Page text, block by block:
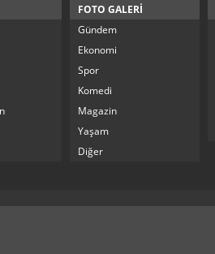
FOTO GALERİ
Gündem
Ekonomi
Spor
Komedi
Magazin
Yaşam
Diğer